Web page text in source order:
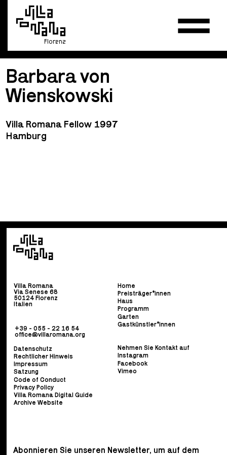
Florenz
Barbara von
Wienskowski
Villa Romana Fellow 1997
Hamburg
Villa Romana
Via Senese 68
50124 Florenz
Italien
+39 - 055 - 22 16 54
office@villaromana.org
Home
Preisträger*innen
Haus
Programm
Garten
Gastkünstler*innen
Datenschutz
Rechtlicher Hinweis
Impressum
Satzung
Code of Conduct
Privacy Policy
Villa Romana Digital Guide
Archive Website
Nehmen Sie Kontakt auf
Instagram
Facebook
Vimeo
Abonnieren Sie unseren Newsletter, um auf dem